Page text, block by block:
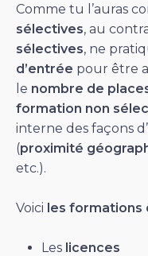
Comme tu l’auras
sélectives, au
sélectives, ne
d’entrée pour être
le nombre de
formation non
interne des façons
(proximité
etc.).
Voici les formations
Les licences